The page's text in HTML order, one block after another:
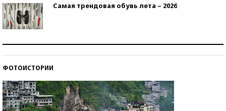
Самая трендовая обувь лета – 2026
ФОТОИСТОРИИ